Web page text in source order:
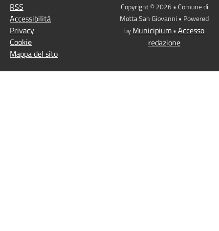
RSS
Accessibilità
Privacy
Cookie
Mappa del sito
Copyright © 2026 • Comune di
Motta San Giovanni • Powered
byMunicipium• Accesso
redazione